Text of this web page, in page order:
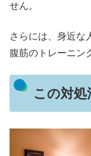
せん。
さらには、身近な
腹筋のトレーニン
この対処